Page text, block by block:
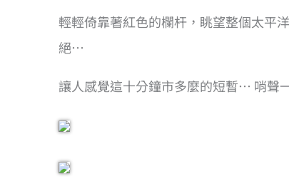
輕輕倚靠著紅色的欄杆，眺望整個太平
絕…
讓人感覺這十分鐘市多麼的短暫… 哨聲